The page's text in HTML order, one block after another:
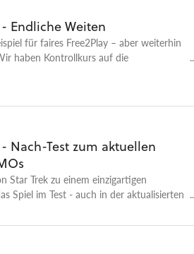
Endliche Weiten
für faires Free2Play – aber weiterhin
haben Kontrollkurs auf die
Nach-Test zum aktuellen
Star Trek zu einem einzigartigen
Spiel im Test - auch in der aktualisierten